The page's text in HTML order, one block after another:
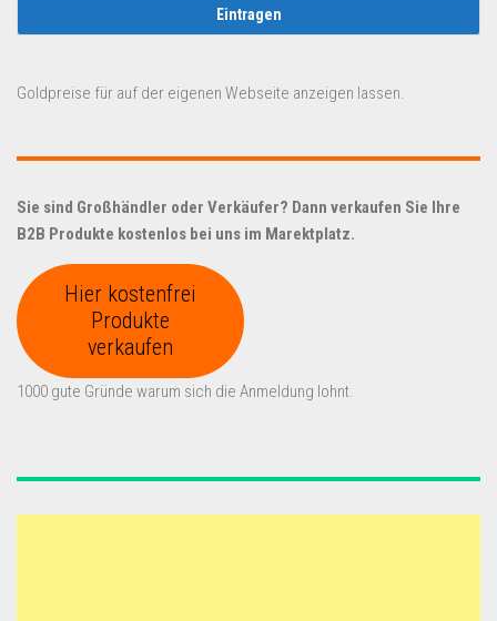
Goldpreise für auf der eigenen Webseite anzeigen lassen.
Sie sind Großhändler oder Verkäufer? Dann verkaufen Sie Ihre
B2B Produkte kostenlos bei uns im Marektplatz.
Hier kostenfrei
Produkte
verkaufen
1000 gute Gründe warum sich die Anmeldung lohnt.